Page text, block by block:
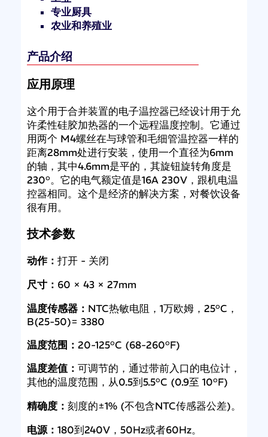
专业厨具
农业和养殖业
产品介绍
应用原理
这个用于合并装置的电子温控器已经设计用于允
许柔性硅胶加热器的一个远程温度控制。它通过
用两个 M4螺丝在与球管和毛细管温控器一样的
距离28mm处进行安装，使用一个直径为6mm
的轴，其中4.6mm是平的，其旋钮旋转角度是
230°。它的电气额定值是16A 230V，跟机电温
控器相同。这个是经济的解决方案，对餐饮设备
很有用。
技术参数
动作： 打开 - 关闭
尺寸： 60 × 43 × 27mm
温度传感器： NTC热敏电阻，1万欧姆，25°C，
B(25-50)= 3380
温度范围： 20-125°C (68-260°F)
温度差值： 可调节的，通过带前入口的电位计，
其他的温度范围，从0.5到5.5°C (0.9至 10°F)
精确度： 刻度的±1% (不包含NTC传感器公差)。
电源： 180到240V，50Hz或者60Hz。